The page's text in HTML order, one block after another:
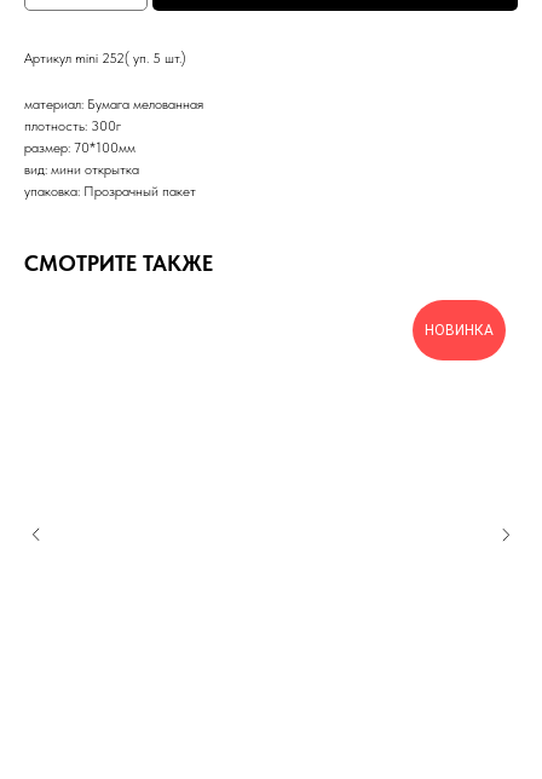
Артикул mini 252( уп. 5 шт.)
материал: Бумага мелованная
плотность: 300г
размер: 70*100мм
вид: мини открытка
упаковка: Прозрачный пакет
СМОТРИТЕ ТАКЖЕ
НОВИНКА